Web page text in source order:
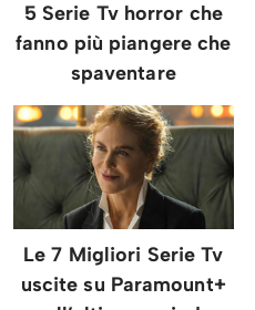
5 Serie Tv horror che
fanno più piangere che
spaventare
Le 7 Migliori Serie Tv
uscite su Paramount+